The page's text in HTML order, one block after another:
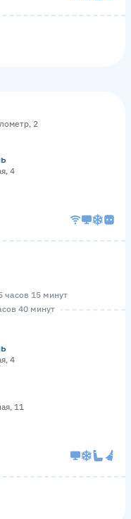
2
4
часов 15 минут
40 минут
4
11